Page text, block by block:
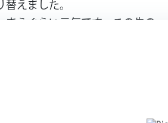
えました。
うぐらい元気です。この先の
りません。何歳頃に病気のこ
んになる人を連れてきたら、
、つい考えてしまいます。先
いろなことを想定しながら、
いけばいいと思っています。